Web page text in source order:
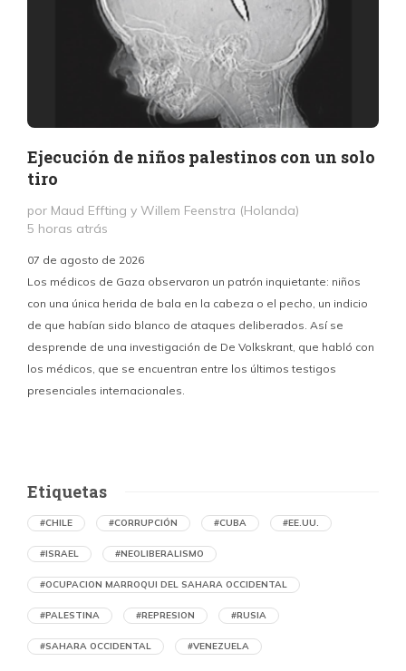
Ejecución de niños palestinos con un solo
tiro
por Maud Effting y Willem Feenstra (Holanda)
5 horas atrás
07 de agosto de 2026
Los médicos de Gaza observaron un patrón inquietante: niños
con una única herida de bala en la cabeza o el pecho, un indicio
de que habían sido blanco de ataques deliberados. Así se
desprende de una investigación de De Volkskrant, que habló con
los médicos, que se encuentran entre los últimos testigos
presenciales internacionales.
Ejecución de niños palestinos con un solo
Etiquetas
#CHILE #CORRUPCIÓN #CUBA #EE.UU.
#ISRAEL #NEOLIBERALISMO
#OCUPACION MARROQUI DEL SAHARA OCCIDENTAL
#PALESTINA #REPRESION #RUSIA
#SAHARA OCCIDENTAL #VENEZUELA